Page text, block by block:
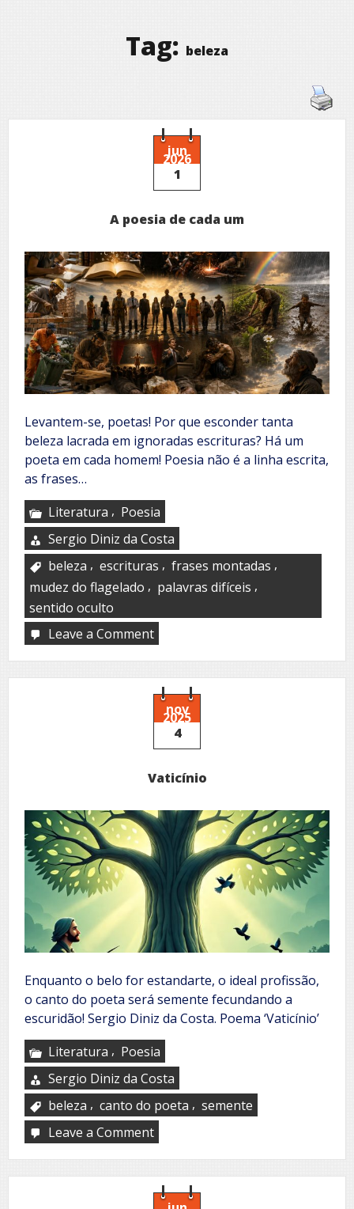
Tag: beleza
jun
2026
1
A poesia de cada um
Levantem-se, poetas! Por que esconder tanta
beleza lacrada em ignoradas escrituras? Há um
poeta em cada homem! Poesia não é a linha escrita,
as frases…
Literatura , Poesia
Sergio Diniz da Costa
beleza , escrituras , frases montadas ,
mudez do flagelado , palavras difíceis ,
sentido oculto
Leave a Commenton
poesia
de
cada
umnov
2025
4
Vaticínio
Enquanto o belo for estandarte, o ideal profissão,
o canto do poeta será semente fecundando a
escuridão! Sergio Diniz da Costa. Poema ‘Vaticínio’
Literatura , Poesia
Sergio Diniz da Costa
beleza , canto do poeta , semente
Leave a Commenton